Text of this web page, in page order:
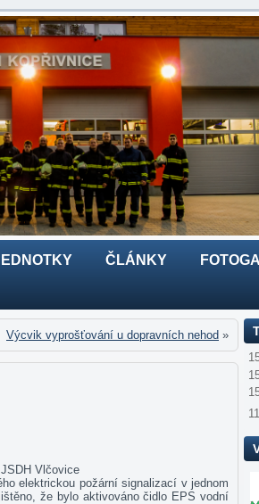
ČLÁNKY
Výcvik vyprošťování u dopravních nehod »
Vlčovice
elektrickou požární signalizací v jednom
že bylo aktivováno čidlo EPS vodní